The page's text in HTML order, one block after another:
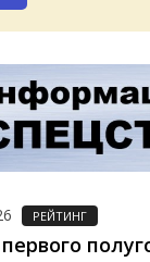
РЕЙТИНГ